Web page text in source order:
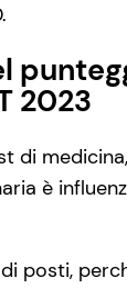
2023
di
è
posti,